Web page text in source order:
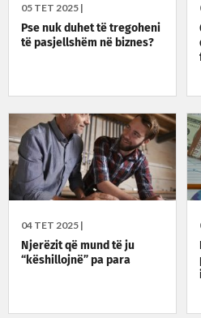
05 TET 2025 |
Pse nuk duhet të tregoheni
të pasjellshëm në biznes?
04 TET 2025 |
Njerëzit që mund të ju
“këshillojnë” pa para